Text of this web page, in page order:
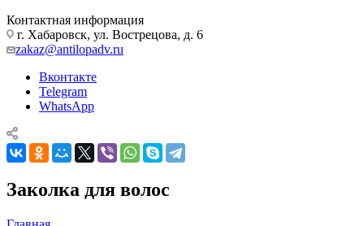
Контактная информация
г. Хабаровск, ул. Вострецова, д. 6
zakaz@antilopadv.ru
Вконтакте
Telegram
WhatsApp
Заколка для волос